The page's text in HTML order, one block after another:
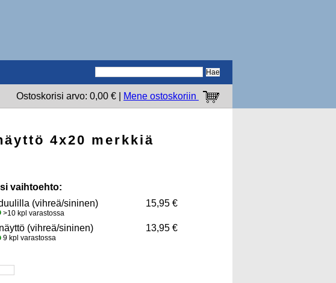
Ostoskorisi arvo: 0,00 € | Mene ostoskoriin
4x20 merkkiä
vaihtoehto:
(vihreä/sininen)
15,95 €
>10 kpl varastossa
(vihreä/sininen) 13,95 €
9 kpl varastossa